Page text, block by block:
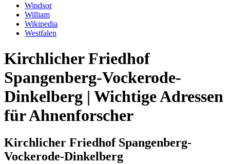
Windsor
William
Wikipedia
Westfalen
Kirchlicher Friedhof
Spangenberg-Vockerode-
Dinkelberg | Wichtige Adressen
für Ahnenforscher
Kirchlicher Friedhof Spangenberg-
Vockerode-Dinkelberg